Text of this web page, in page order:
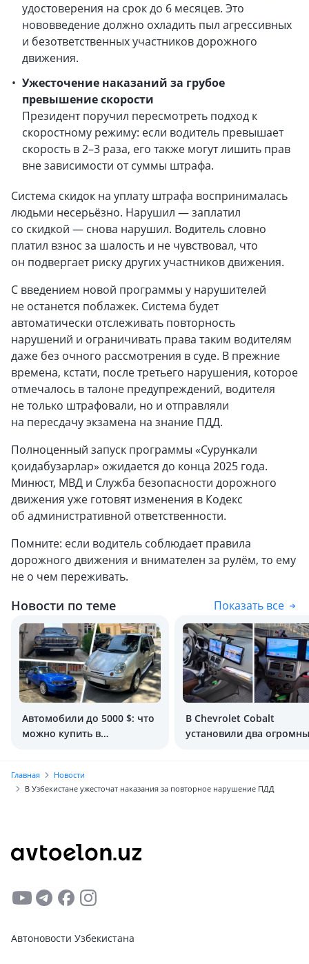
удостоверения на срок до 6 месяцев. Это
нововведение должно охладить пыл агрессивных
и безответственных участников дорожного
движения.
Ужесточение наказаний за грубое
превышение скорости
Президент поручил пересмотреть подход к
скоростному режиму: если водитель превышает
скорость в 2–3 раза, его также могут лишить прав
вне зависимости от суммы штрафа.
Система скидок на уплату штрафа воспринималась
людьми несерьёзно. Нарушил — заплатил
со скидкой — снова нарушил. Водитель словно
платил взнос за шалость и не чувствовал, что
он подвергает риску других участников движения.
С введением новой программы у нарушителей
не останется поблажек. Система будет
автоматически отслеживать повторность
нарушений и ограничивать права таким водителям
даже без очного рассмотрения в суде. В прежние
времена, кстати, после третьего нарушения, которое
отмечалось в талоне предупреждений, водителя
не только штрафовали, но и отправляли
на пересдачу экзамена на знание ПДД.
Полноценный запуск программы «Сурункали
қоидабузарлар» ожидается до конца 2025 года.
Минюст, МВД и Служба безопасности дорожного
движения уже готовят изменения в Кодекс
об административной ответственности.
Помните: если водитель соблюдает правила
дорожного движения и внимателен за рулём, то ему
не о чем переживать.
Новости по теме Показать все
Автомобили до 5000 $: что
можно купить в
В Chevrolet Cobalt
установили два
Главная
Новости
В Узбекистане ужесточат наказания за повторное нарушение ПДД
Автоновости Узбекистана